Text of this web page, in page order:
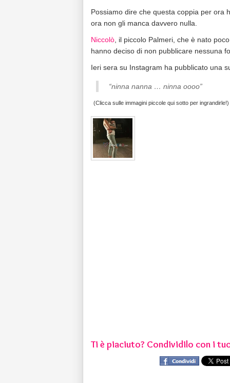
Possiamo dire che questa coppia per ora
ora non gli manca davvero nulla.
Niccolò , il piccolo Palmeri, che è nato
hanno deciso di non pubblicare nessuna
Ieri sera su Instagram ha pubblicato una
“ninna nanna … ninna oooo”
(Clicca sulle immagini piccole qui sotto per ingrandirle!)
Ti è piaciuto? Condividilo con i